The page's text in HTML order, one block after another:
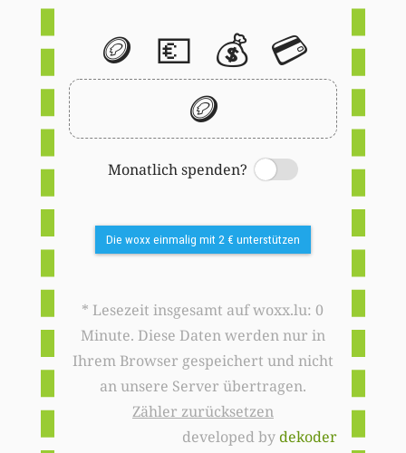
🪙 💶 💰 💳
🪙
Monatlich spenden?
Switch
Die woxx einmalig mit 2 € unterstützen
* Lesezeit insgesamt auf woxx.lu: 0
Minute. Diese Daten werden nur in
Ihrem Browser gespeichert und nicht
an unsere Server übertragen.
Zähler zurücksetzen
developed bydekoder